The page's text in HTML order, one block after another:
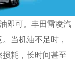
即可。丰田雷凌汽
当机油不足时，
耗，长时间甚至